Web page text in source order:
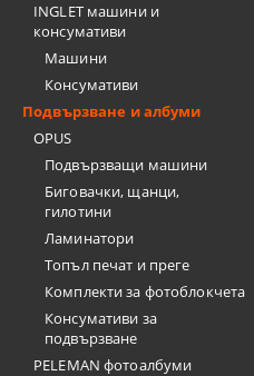
INGLET машини и
консумативи
Машини
Консумативи
Подвързване и албуми
OPUS
Подвързващи машини
Биговачки, щанци,
гилотини
Ламинатори
Топъл печат и преге
Комплекти за фотоблокчета
Консумативи за
подвързване
PELEMAN фотоалбуми